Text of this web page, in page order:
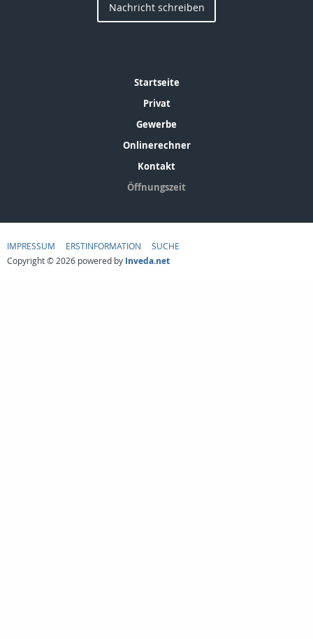
Nachricht schreiben
Startseite
Privat
Gewerbe
Onlinerechner
Kontakt
Öffnungszeit
IMPRESSUM ERSTINFORMATION
SUCHE
Copyright © 2026 powered by Inveda.net